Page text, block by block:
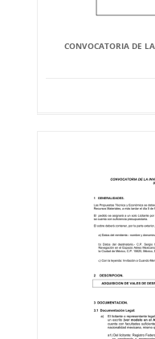
CONVOCATORIA DE